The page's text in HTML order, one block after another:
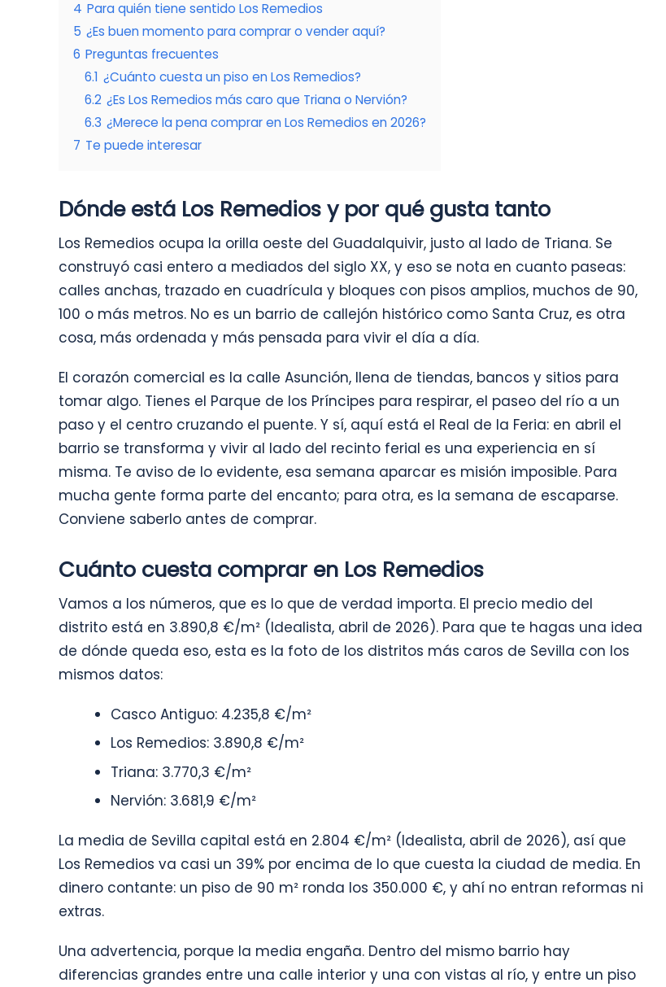
4 Para quién tiene sentido Los Remedios
5 ¿Es buen momento para comprar o vender aquí?
6 Preguntas frecuentes
6.1 ¿Cuánto cuesta un piso en Los Remedios?
6.2 ¿Es Los Remedios más caro que Triana o Nervión?
6.3 ¿Merece la pena comprar en Los Remedios en 2026?
7 Te puede interesar
Dónde está Los Remedios y por qué gusta tanto
Los Remedios ocupa la orilla oeste del Guadalquivir, justo al lado de Triana. Se
construyó casi entero a mediados del siglo XX, y eso se nota en cuanto paseas:
calles anchas, trazado en cuadrícula y bloques con pisos amplios, muchos de 90,
100 o más metros. No es un barrio de callejón histórico como Santa Cruz, es otra
cosa, más ordenada y más pensada para vivir el día a día.
El corazón comercial es la calle Asunción, llena de tiendas, bancos y sitios para
tomar algo. Tienes el Parque de los Príncipes para respirar, el paseo del río a un
paso y el centro cruzando el puente. Y sí, aquí está el Real de la Feria: en abril el
barrio se transforma y vivir al lado del recinto ferial es una experiencia en sí
misma. Te aviso de lo evidente, esa semana aparcar es misión imposible. Para
mucha gente forma parte del encanto; para otra, es la semana de escaparse.
Conviene saberlo antes de comprar.
Cuánto cuesta comprar en Los Remedios
Vamos a los números, que es lo que de verdad importa. El precio medio del
distrito está en 3.890,8 €/m² (Idealista, abril de 2026). Para que te hagas una idea
de dónde queda eso, esta es la foto de los distritos más caros de Sevilla con los
mismos datos:
Casco Antiguo: 4.235,8 €/m²
Los Remedios: 3.890,8 €/m²
Triana: 3.770,3 €/m²
Nervión: 3.681,9 €/m²
La media de Sevilla capital está en 2.804 €/m² (Idealista, abril de 2026), así que
Los Remedios va casi un 39% por encima de lo que cuesta la ciudad de media. En
dinero contante: un piso de 90 m² ronda los 350.000 €, y ahí no entran reformas ni
extras.
Una advertencia, porque la media engaña. Dentro del mismo barrio hay
diferencias grandes entre una calle interior y una con vistas al río, y entre un piso